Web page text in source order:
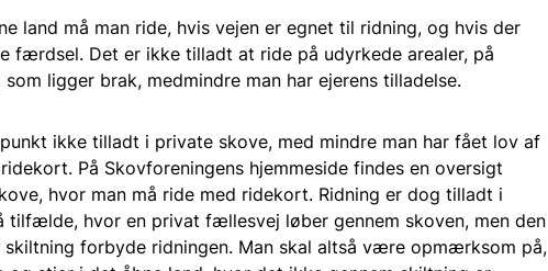
land må man ride, hvis vejen er egnet til ridning, og hvis der
færdsel. Det er ikke tilladt at ride på udyrkede arealer, på
ligger brak, medmindre man har ejerens tilladelse.
ikke tilladt i private skove, med mindre man har fået lov af
På Skovforeningens hjemmeside findes en oversigt
hvor man må ride med ridekort. Ridning er dog tilladt i
tilfælde, hvor en privat fællesvej løber gennem skoven, men den
skiltning forbyde ridningen. Man skal altså være opmærksom på,